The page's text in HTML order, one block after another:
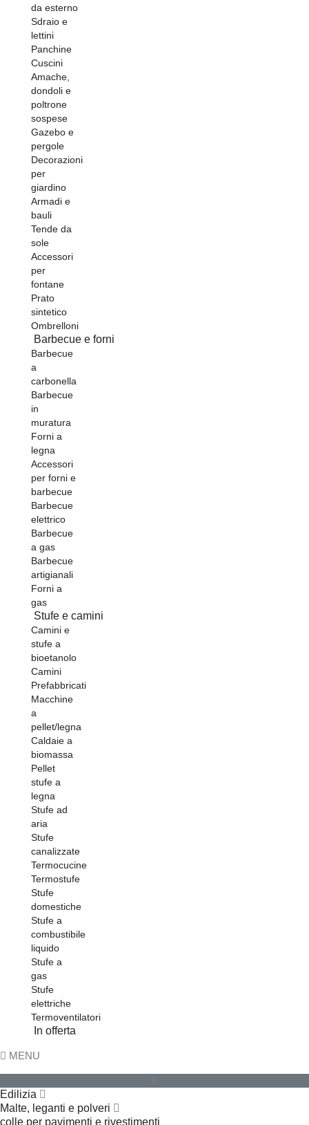
da esterno
Sdraio e
lettini
Panchine
Cuscini
Amache,
dondoli e
poltrone
sospese
Gazebo e
pergole
Decorazioni
per
giardino
Armadi e
bauli
Tende da
sole
Accessori
per
fontane
Prato
sintetico
Ombrelloni
Barbecue e forni
Barbecue
a
carbonella
Barbecue
in
muratura
Forni a
legna
Accessori
per forni e
barbecue
Barbecue
elettrico
Barbecue
a gas
Barbecue
artigianali
Forni a
gas
Stufe e camini
Camini e
stufe a
bioetanolo
Camini
Prefabbricati
Macchine
a
pellet/legna
Caldaie a
biomassa
Pellet
stufe a
legna
Stufe ad
aria
Stufe
canalizzate
Termocucine
Termostufe
Stufe
domestiche
Stufe a
combustibile
liquido
Stufe a
gas
Stufe
elettriche
Termoventilatori
In offerta
MENU
Edilizia
Malte, leganti e polveri
colle per pavimenti e rivestimenti